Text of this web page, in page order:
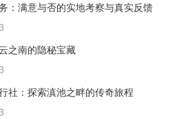
：满意与否的实地考察与真实反馈
之南的隐秘宝藏
社：探索滇池之畔的传奇旅程